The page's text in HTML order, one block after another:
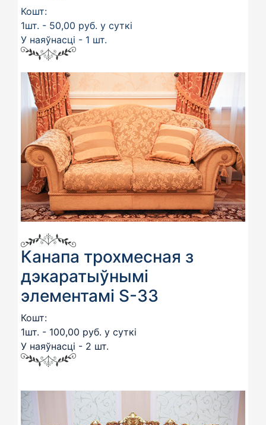
Кошт:
1шт. - 50,00 руб. у суткі
У наяўнасці - 1 шт.
Канапа трохмесная з
дэкаратыўнымі
элементамі S-33
Кошт:
1шт. - 100,00 руб. у суткі
У наяўнасці - 2 шт.